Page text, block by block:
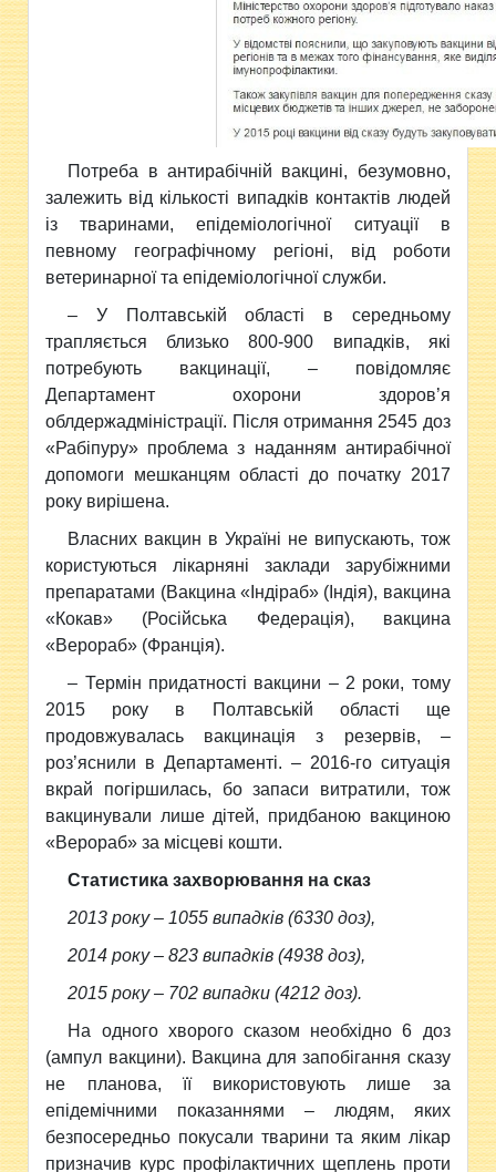
Потреба в антирабічній вакцині, безумовно,
залежить від кількості випадків контактів людей
із тваринами, епідеміологічної ситуації в
певному географічному регіоні, від роботи
ветеринарної та епідеміологічної служби.
– У Полтавській області в середньому
трапляється близько 800-900 випадків, які
потребують вакцинації, – повідомляє
Департамент охорони здоров’я
облдержадміністрації. Після отримання 2545 доз
«Рабіпуру» проблема з наданням антирабічної
допомоги мешканцям області до початку 2017
року вирішена.
Власних вакцин в Україні не випускають, тож
користуються лікарняні заклади зарубіжними
препаратами (Вакцина «Індіраб» (Індія), вакцина
«Кокав» (Російська Федерація), вакцина
«Верораб» (Франція).
– Термін придатності вакцини – 2 роки, тому
2015 року в Полтавській області ще
продовжувалась вакцинація з резервів, –
роз’яснили в Департаменті. – 2016-го ситуація
вкрай погіршилась, бо запаси витратили, тож
вакцинували лише дітей, придбаною вакциною
«Верораб» за місцеві кошти.
Статистика захворювання на сказ
2013 року – 1055 випадків (6330 доз),
2014 року – 823 випадків (4938 доз),
2015 року – 702 випадки (4212 доз).
На одного хворого сказом необхідно 6 доз
(ампул вакцини). Вакцина для запобігання сказу
не планова, її використовують лише за
епідемічними показаннями – людям, яких
безпосередньо покусали тварини та яким лікар
призначив курс профілактичних щеплень проти